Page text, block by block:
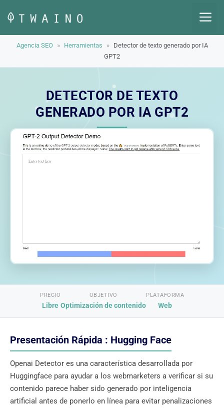
contenido
Agencia SEO » Herramientas »
Detector de texto generado por IA
GPT2
DETECTOR DE TEXTO
GENERADO POR IA GPT2
PRECIO
Libre
OBJETIVO
Optimización de contenido
PLATAFORMA
Web
Presentación Rápida : Hugging Face
Openai Detector es una característica desarrollada por
Huggingface para ayudar a los webmarketers a verificar si su
contenido parece haber sido generado por inteligencia
artificial antes de ponerlo en línea para evitar penalizaciones